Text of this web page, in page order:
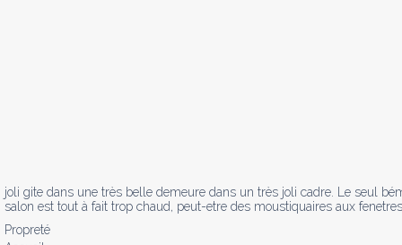
joli gite dans une très belle demeure dans un très joli cadre. Le seul
salon est tout à fait trop chaud, peut-etre des moustiquaires aux
Propreté